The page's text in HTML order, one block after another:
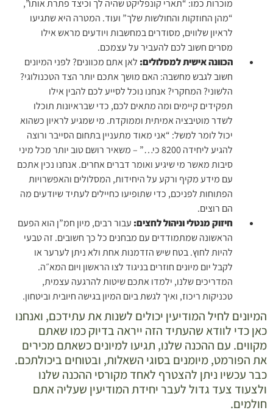
מוכרות כמו: “תארי קונפליקט שהיה לך וכיצד פתרת אותו”,
“מהן החוזקות והחולשות שלך” ועוד. המטרה היא שתגיעו
לראיון שלווים, מסודרים במחשבות ויודעים מראש אילו
מסרים חשוב לכם להעביר על עצמכם.
הכוונה אישית למסלולים: לאן אתם מכוונים? לפני המיונים
חשוב לגבש מחשבה: האם מושך אתכם יותר הצד הטכנולוגי?
הלשוני? המחקרי? אנחנו נוכל לסייע לכם להבין אילו
תפקידים קיימים ומה מתאים לכם, כדי שבראיונות תוכלו
לשדר מוטיבציה אמיתית וממוקדת. מי שמגיע לראיון כשהוא
יכול לומר למשל: “אני מאוד מתעניין בתחום הסייבר ורוצה
להגיע ליחידה 8200 כי…” – משאיר רושם טוב יותר מכל מיני
סיבות מאשר מי שיגיע ואומר דברים אחרים. אנחנו נכין אתכם
עם מידע מקיף ורקע על היחידות, המסלולים והאפשרויות
הפתוחות לפניכם, כדי שתופיעו כחיילים לעתיד שיודעים מה
הם רוצים.
חיזוק מנטלי וניהול לחצים: עבור רבים, מיון חמ”ן הוא הפעם
הראשונה שמתמודדים עם מבחנים כל כך חשובים. זה טבעי
להיות לחוץ. בטח שיש הזדמנות אחת ולא ניתן לערער או
לקבל יום מיונים חוזרים בניגוד לצו הראשון ויום המא״ה.
המדריכים שלנו, ילמדו אתכם שיטות להרגעה עצמית,
טכניקות ריכוז, ואיך לגשת ביום המיון בגישה חיובית וביטחון.
המיונים לחיל המודיעין יכולים לשנות את עתידכם, ואנחנו
כאן כדי לוודא שהעתיד הזה ייראה בדיוק כמו שאתם
מקווים. עם ההכנה שלנו, תגיעו למיונים כשאתם מכירים
את הפורמט, מיומנים בסוגי השאלות, ובטוחים ביכולתכם.
כבר עכשיו ניתן להצטרף לאחד מקורסי ההכנה שלנו
ולצעוד צעד גדול לעבר יחידת המודיעין שעליה אתם
חולמים.